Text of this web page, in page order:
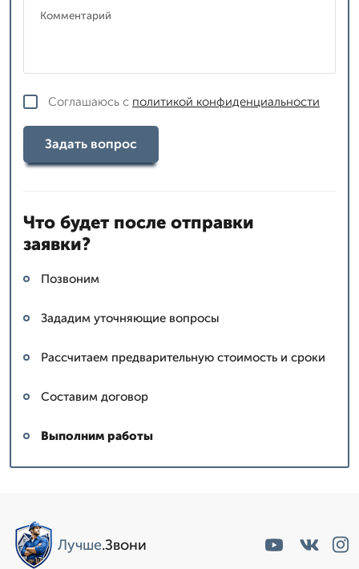
Соглашаюсь с политикой конфиденциальности
Задать вопрос
Что будет после отправки
заявки?
Позвоним
Зададим уточняющие вопросы
Рассчитаем предварительную стоимость и сроки
Составим договор
Выполним работы
Лучше.Звони